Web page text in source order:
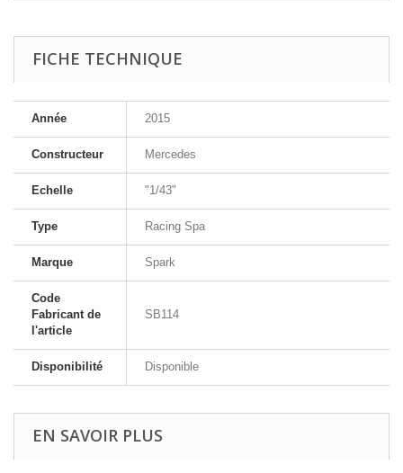
FICHE TECHNIQUE
Année 2015
Constructeur Mercedes
Echelle "1/43"
Type Racing Spa
Marque Spark
Code
Fabricant de
l'article
SB114
Disponibilité Disponible
EN SAVOIR PLUS